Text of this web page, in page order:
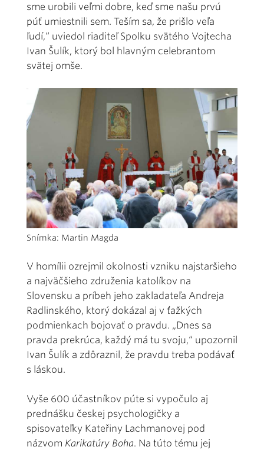
sme urobili veľmi dobre, keď sme našu prvú
púť umiestnili sem. Teším sa, že prišlo veľa
ľudí,“ uviedol riaditeľ Spolku svätého Vojtecha
Ivan Šulík, ktorý bol hlavným celebrantom
svätej omše.
Snímka: Martin Magda
V homílii ozrejmil okolnosti vzniku najstaršieho
a najväčšieho združenia katolíkov na
Slovensku a príbeh jeho zakladateľa Andreja
Radlinského, ktorý dokázal aj v ťažkých
podmienkach bojovať o pravdu. „Dnes sa
pravda prekrúca, každý má tu svoju,“ upozornil
Ivan Šulík a zdôraznil, že pravdu treba podávať
s láskou.
Vyše 600 účastníkov púte si vypočulo aj
prednášku českej psychologičky a
spisovateľky Kateřiny Lachmanovej pod
názvom Karikatúry Boha. Na túto tému jej